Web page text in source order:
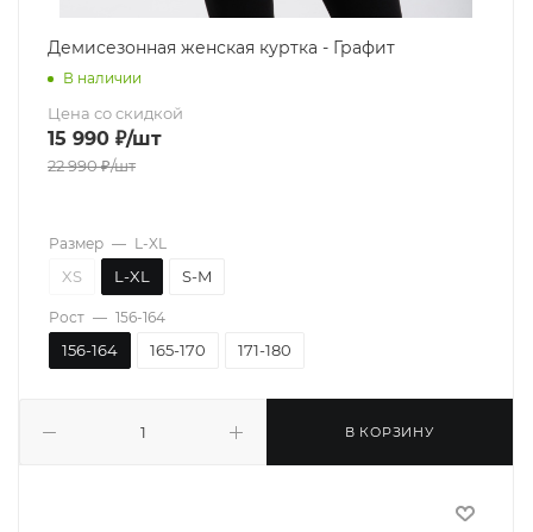
Демисезонная женская куртка - Графит
В наличии
Цена со скидкой
15 990 ₽/шт
22 990₽/шт
В КОРЗИНУ
Размер — L-XL
XS L-XL S-M
Рост — 156-164
156-164 165-170 171-180